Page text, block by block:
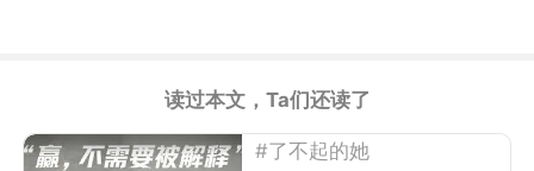
读过本文，Ta们还读了
#了不起的她